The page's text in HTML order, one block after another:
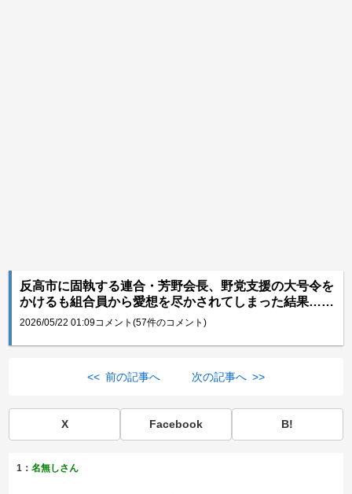
反高市に固執する連合・芳野会長、野党支援の大号令を
かけるも組合員から愛想を尽かされてしまった結果……
2026/05/22 01:09コメント(57件のコメント)
<< 前の記事へ 次の記事へ >>
X Facebook B!
1：名無しさん